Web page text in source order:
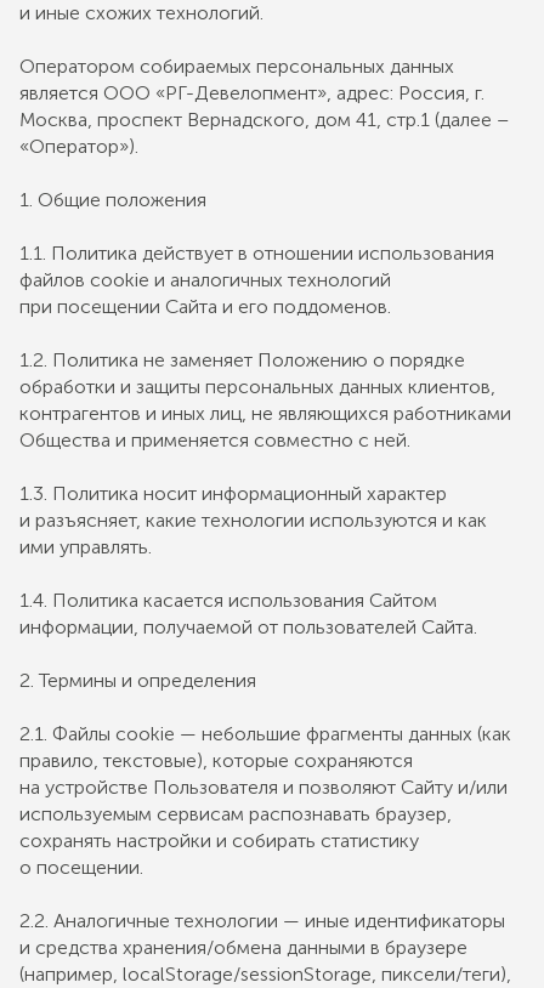
и иные схожих технологий.
Оператором собираемых персональных данных
является ООО «РГ-Девелопмент», адрес: Россия, г.
Москва, проспект Вернадского, дом 41, стр.1 (далее –
«Оператор»).
1. Общие положения
1.1. Политика действует в отношении использования
файлов cookie и аналогичных технологий
при посещении Сайта и его поддоменов.
1.2. Политика не заменяет Положению о порядке
обработки и защиты персональных данных клиентов,
контрагентов и иных лиц, не являющихся работниками
Общества и применяется совместно с ней.
1.3. Политика носит информационный характер
и разъясняет, какие технологии используются и как
ими управлять.
1.4. Политика касается использования Сайтом
информации, получаемой от пользователей Сайта.
2. Термины и определения
2.1. Файлы cookie — небольшие фрагменты данных (как
правило, текстовые), которые сохраняются
на устройстве Пользователя и позволяют Сайту и/или
используемым сервисам распознавать браузер,
сохранять настройки и собирать статистику
о посещении.
2.2. Аналогичные технологии — иные идентификаторы
и средства хранения/обмена данными в браузере
(например, localStorage/sessionStorage, пиксели/теги),